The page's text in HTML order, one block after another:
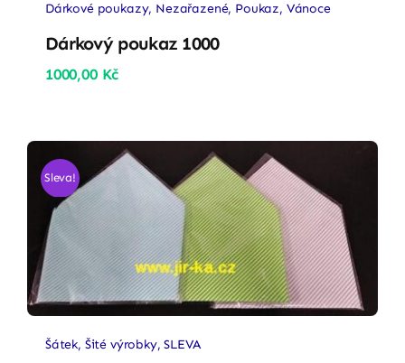
Dárkové poukazy, Nezařazené, Poukaz, Vánoce
Dárkový poukaz 1000
1000,00 Kč
Sleva!
Šátek, Šité výrobky,SLEVA